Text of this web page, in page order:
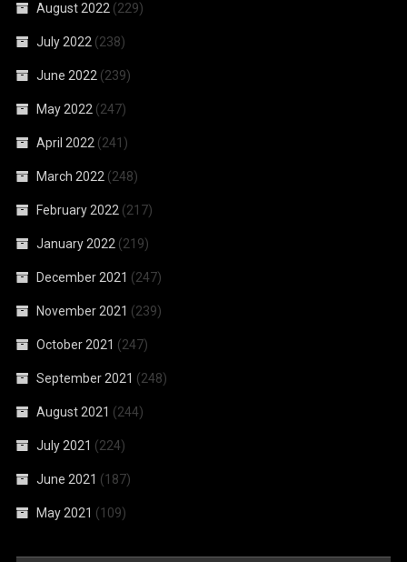
August 2022 (229)
July 2022 (238)
June 2022 (239)
May 2022 (247)
April 2022 (241)
March 2022 (248)
February 2022 (217)
January 2022 (219)
December 2021 (247)
November 2021 (239)
October 2021 (247)
September 2021 (248)
August 2021 (244)
July 2021 (224)
June 2021 (187)
May 2021 (109)